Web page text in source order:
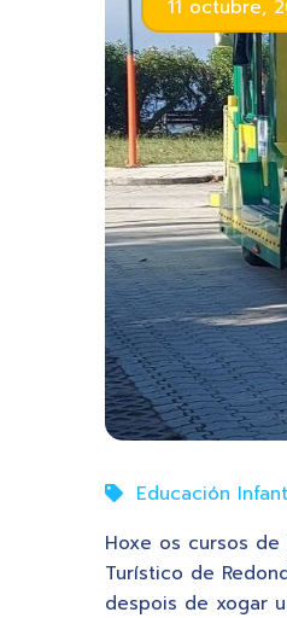
11 octubre,
Educación
Hoxe os cursos
Turístico de
despois de xogar